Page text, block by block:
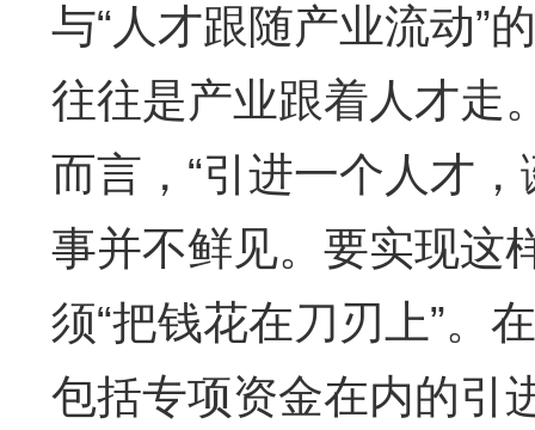
与“人才跟随产业流动”
往往是产业跟着人才走
而言，“引进一个人才
事并不鲜见。要实现这
须“把钱花在刀刃上”。
包括专项资金在内的引